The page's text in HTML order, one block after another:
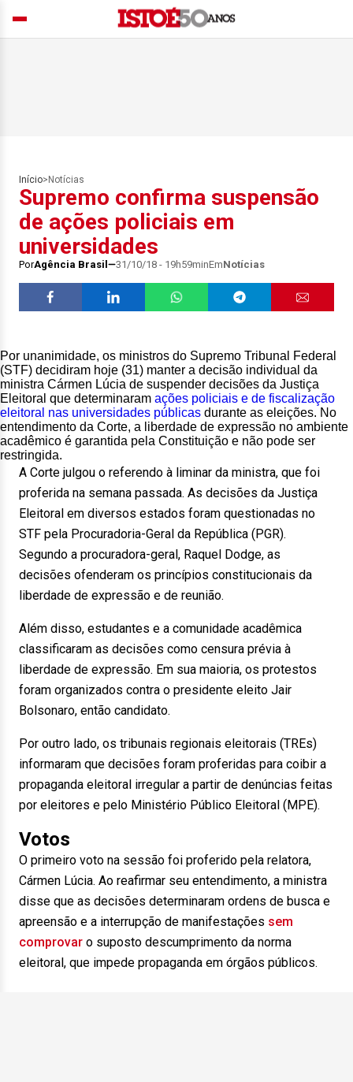
Início> Notícias
Supremo confirma suspensão
de ações policiais em
universidades
PorAgência Brasil 31/10/18 - 19h59minEmNotícias
Por unanimidade, os ministros do Supremo Tribunal Federal
(STF) decidiram hoje (31) manter a decisão individual da
ministra Cármen Lúcia de suspender decisões da Justiça
Eleitoral que determinaram ações policiais e de fiscalização
eleitoral nas universidades públicas durante as eleições. No
entendimento da Corte, a liberdade de expressão no ambiente
acadêmico é garantida pela Constituição e não pode ser
restringida.
A Corte julgou o referendo à liminar da ministra, que foi
proferida na semana passada. As decisões da Justiça
Eleitoral em diversos estados foram questionadas no
STF pela Procuradoria-Geral da República (PGR).
Segundo a procuradora-geral, Raquel Dodge, as
decisões ofenderam os princípios constitucionais da
liberdade de expressão e de reunião.
Além disso, estudantes e a comunidade acadêmica
classificaram as decisões como censura prévia à
liberdade de expressão. Em sua maioria, os protestos
foram organizados contra o presidente eleito Jair
Bolsonaro, então candidato.
Por outro lado, os tribunais regionais eleitorais (TREs)
informaram que decisões foram proferidas para coibir a
propaganda eleitoral irregular a partir de denúncias feitas
por eleitores e pelo Ministério Público Eleitoral (MPE).
Votos
O primeiro voto na sessão foi proferido pela relatora,
Cármen Lúcia. Ao reafirmar seu entendimento, a ministra
disse que as decisões determinaram ordens de busca e
apreensão e a interrupção de manifestações sem
comprovar o suposto descumprimento da norma
eleitoral, que impede propaganda em órgãos públicos.